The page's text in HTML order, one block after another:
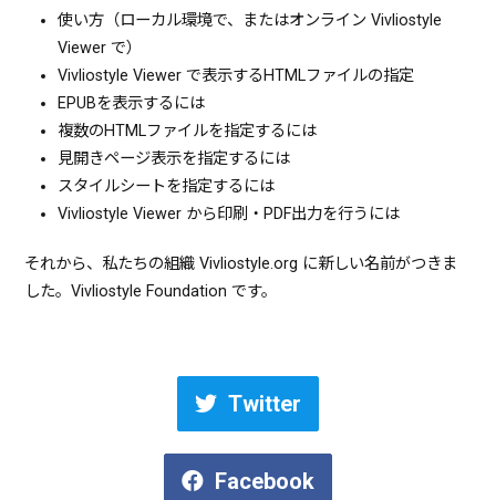
使い方（ローカル環境で、またはオンライン Vivliostyle
Viewer で）
Vivliostyle Viewer で表示するHTMLファイルの指定
EPUBを表示するには
複数のHTMLファイルを指定するには
見開きページ表示を指定するには
スタイルシートを指定するには
Vivliostyle Viewer から印刷・PDF出力を行うには
それから、私たちの組織 Vivliostyle.org に新しい名前がつきま
した。Vivliostyle Foundation です。
Twitter
Facebook